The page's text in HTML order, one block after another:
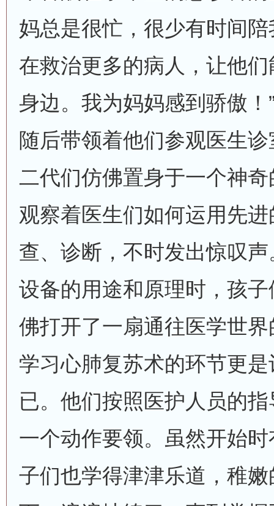
妈总是很忙，很少有时间
在救治更多的病人，让他
身边。我为妈妈感到骄傲！
随后带领着他们参观医生
二代们仿佛置身于一个神
观察着医生们如何运用先
查、诊断，不时发出惊叹
设备的用途和原理时，孩
佛打开了一扇通往医学世
学习心肺复苏术的环节更
已。他们按照医护人员的
一个动作要领。虽然开始
子们也学得津津乐道，稚